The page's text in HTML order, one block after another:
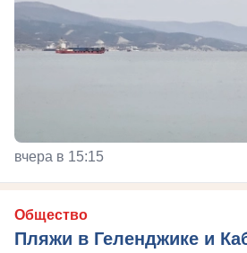
вчера в 15:15
Общество
Пляжи в Геленджике и